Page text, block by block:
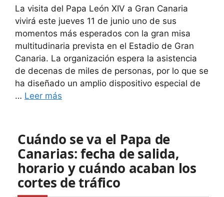
La visita del Papa León XIV a Gran Canaria
vivirá este jueves 11 de junio uno de sus
momentos más esperados con la gran misa
multitudinaria prevista en el Estadio de Gran
Canaria. La organización espera la asistencia
de decenas de miles de personas, por lo que se
ha diseñado un amplio dispositivo especial de
… Leer más
Cuándo se va el Papa de
Canarias: fecha de salida,
horario y cuándo acaban los
cortes de tráfico